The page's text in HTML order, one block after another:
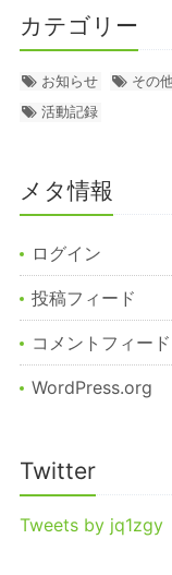
カテゴリー
お知らせ その
活動記録
メタ情報
ログイン
投稿フィード
コメントフィード
WordPress.org
Twitter
Tweets by jq1zgy